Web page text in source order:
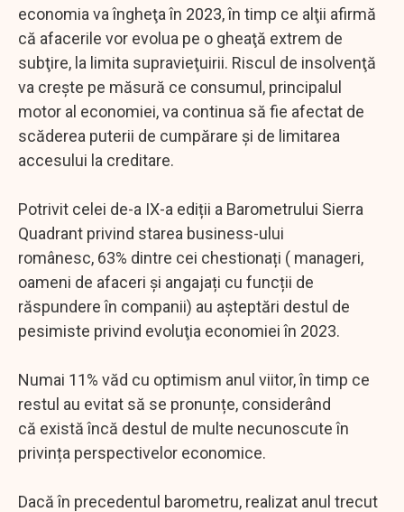
economia va îngheţa în 2023, în timp ce alţii afirmă
că afacerile vor evolua pe o gheaţă extrem de
subţire, la limita supravieţuirii. Riscul de insolvenţă
va creşte pe măsură ce consumul, principalul
motor al economiei, va continua să fie afectat de
scăderea puterii de cumpărare şi de limitarea
accesului la creditare.
Potrivit celei de-a IX-a ediții a Barometrului Sierra
Quadrant privind starea business-ului
românesc, 63% dintre cei chestionați ( manageri,
oameni de afaceri și angajați cu funcții de
răspundere în companii) au aşteptări destul de
pesimiste privind evoluţia economiei în 2023.
Numai 11% văd cu optimism anul viitor, în timp ce
restul au evitat să se pronunțe, considerând
că există încă destul de multe necunoscute în
privința perspectivelor economice.
Dacă în precedentul barometru, realizat anul trecut